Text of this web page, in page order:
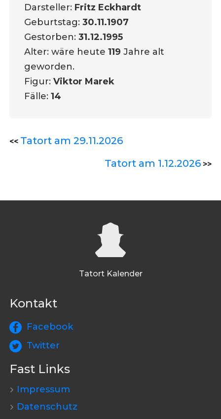
Darsteller: Fritz Eckhardt
Geburtstag:30.11.1907
Gestorben:31.12.1995
Alter: wäre heute119 Jahre alt
geworden.
Figur:Viktor Marek
Fälle:14
<< Tatort am 29.11.2026
Tatort am 1.12.2026 >>
Tatort Kalender
Kontakt
Facebook
Twitter
Fast Links
Impressum
Datenschutz